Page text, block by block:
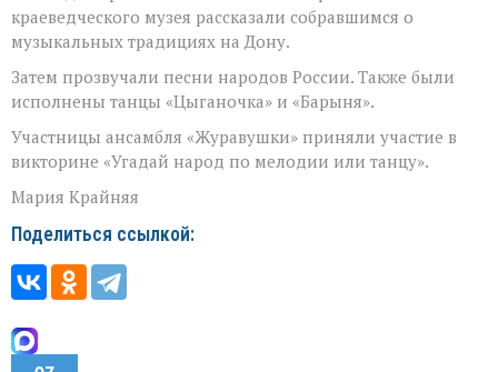
краеведческого музея рассказали собравшимся о
музыкальных традициях на Дону.
Затем прозвучали песни народов России. Также были
исполнены танцы «Цыганочка» и «Барыня».
Участницы ансамбля «Журавушки» приняли участие в
викторине «Угадай народ по мелодии или танцу».
Мария Крайняя
Поделиться ссылкой: